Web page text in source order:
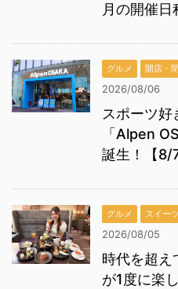
月の開催日
グルメ 開店・
2026/08/06
スポーツ
「Alpen
誕生！【8/7
グルメ スイー
2026/08/05
時代を超え
が1度に楽